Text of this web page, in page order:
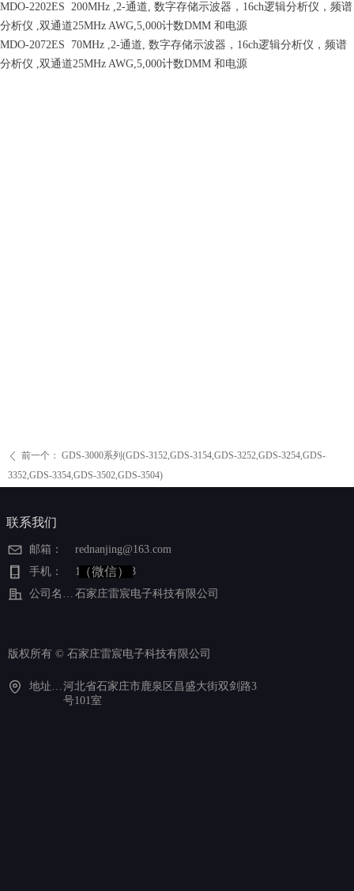
MDO-2202ES 200MHz ,2-通道, 数字存储示波器，16ch逻辑分析仪，频谱
分析仪 ,双通道25MHz AWG,5,000计数DMM 和电源
MDO-2072ES 70MHz ,2-通道, 数字存储示波器，16ch逻辑分析仪，频谱
分析仪 ,双通道25MHz AWG,5,000计数DMM 和电源
ꄴ 前一个： GDS-3000系列(GDS-3152,GDS-3154,GDS-3252,GDS-3254,GDS-
3352,GDS-3354,GDS-3502,GDS-3504)
联系我们
地址：河北省石家庄市鹿泉区昌盛大街双剑路3号101室
河北省石家庄市鹿泉区昌盛大街双剑路3
号101室
邮箱：
rednanjing@163.com
手机：
15613327823
公司名称：
石家庄雷宸电子科技有限公司
版权所有 © 石家庄雷宸电子科技有限公司
（微信）